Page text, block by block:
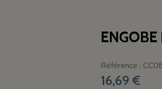
Référence :
16,69 €